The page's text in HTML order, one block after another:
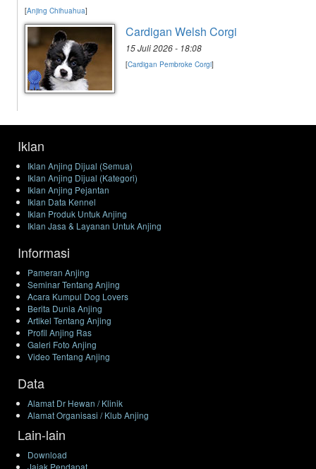
[Anjing Chihuahua]
Cardigan Welsh Corgi
15 Juli 2026 - 18:08
[Cardigan Pembroke Corgi]
Iklan
Iklan Anjing Dijual (Semua)
Iklan Anjing Dijual (Kategori)
Iklan Anjing Pejantan
Iklan Data Kennel
Iklan Produk Untuk Anjing
Iklan Jasa & Layanan Untuk Anjing
Informasi
Pameran Anjing
Seminar Tentang Anjing
Acara Kumpul Dog Lovers
Berita Dunia Anjing
Artikel Tentang Anjing
Profil Anjing Ras
Galeri Foto Anjing
Video Tentang Anjing
Data
Alamat Dr Hewan / Klinik
Alamat Organisasi / Klub Anjing
Lain-lain
Download
Jajak Pendapat